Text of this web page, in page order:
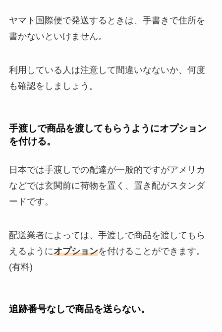
ヤマト国際便で発送するときは、手書きで住所を
書かないといけません。
利用している人は注意して間違いなないか、何度
も確認をしましょう。
手渡しで商品を渡してもらうようにオプション
を付ける。
日本では手渡しでの配達が一般的ですがアメリカ
などでは玄関前に荷物を置く、置き配がスタンダ
ードです。
配送業者によっては、手渡しで商品を渡してもら
えるようにオプションを付けることができます。
(有料)
追跡番号なしで商品を送らない。